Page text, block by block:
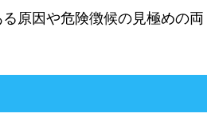
原因や危険徴候の見極めの両